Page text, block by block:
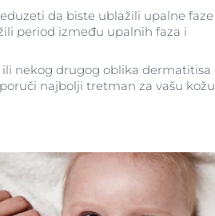
da biste ublažili upalne faze
period između upalnih faza i
ili nekog drugog oblika dermatitisa
najbolji tretman za vašu kožu.